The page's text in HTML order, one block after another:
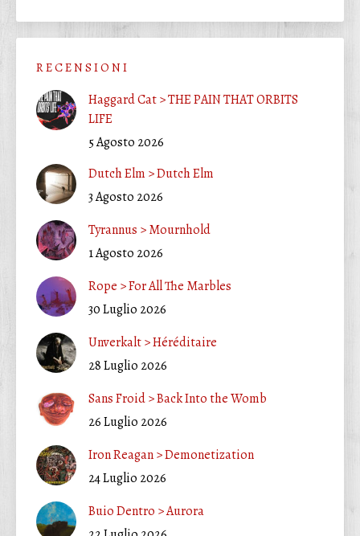
R E C E N S I O N I
Haggard Cat > THE PAIN THAT ORBITS
LIFE
5 Agosto 2026
Dutch Elm > Dutch Elm
3 Agosto 2026
Tyrannus > Mournhold
1 Agosto 2026
Rope > For All The Marbles
30 Luglio 2026
Unverkalt > Héréditaire
28 Luglio 2026
Sans Froid > Back Into the Womb
26 Luglio 2026
Iron Reagan > Demonetization
24 Luglio 2026
Buio Dentro > Aurora